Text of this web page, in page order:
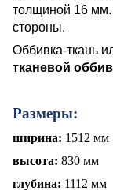
толщиной 16 мм.
стороны.
Оббивка-ткань
тканевой
Размеры:
ширина: 1512 мм
высота: 830 мм
глубина: 1112 мм